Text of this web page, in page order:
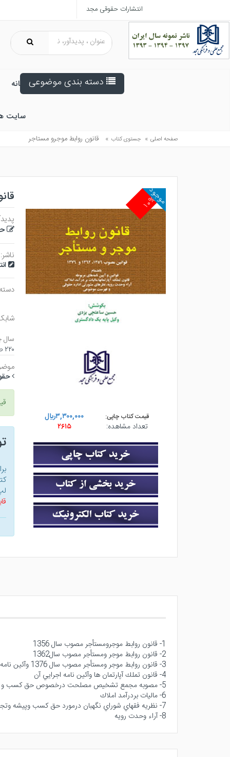
انتشارات حقوقی مجد
دسته بندی موضوعی خانه
سایت
صفحه اصلی » جستوی کتاب » قانون روابط موجرو مستاجر
۱۰%
موجود
قیمت کتاب چاپی:
۳,۳۰۰,۰۰۰ريال
تعداد مشاهده:
۲۶۱۵
ناشر:
سال
۲۲۰ صفحه - جيبي (شوميز) - چاپ ۱۶
1- قانون روابط موجرومستأجر مصوب سال 1356
2- قانون روابط موجر ومستأجر مصوب سال1362
3- قانون روابط موجر ومستأجر مصوب سال 1376 وآئين نامه اجرايي آن
4- قانون تملك آپارتمان ها وآئين نامه اجرايي آن
5- مصوبه مجمع تشخيص مصلحت درخصوص حق كسب و پيشه وتجارت
6- ماليات بردرآمد املاك
7- نظريه فقهاي شوراي نگهبان درمورد حق كسب وپيشه وتجارت
8- آراء وحدت رويه